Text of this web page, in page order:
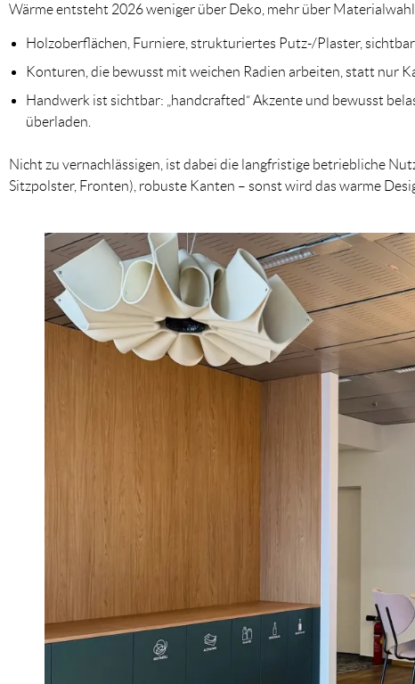
Wärme entsteht 2026 weniger über Deko, mehr über
Holzoberflächen, Furniere, strukturiertes Putz-/Plaster,
Konturen, die bewusst mit weichen Radien arbeiten, statt nur
Handwerk ist sichtbar: „handcrafted“ Akzente und bewusst
überladen.
Nicht zu vernachlässigen, ist dabei die langfristige betriebliche
Sitzpolster, Fronten), robuste Kanten – sonst wird das warme